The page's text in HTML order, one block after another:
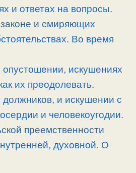
и ответах на вопросы.
и смиряющих
Во время
искушениях
их преодолевать.
и искушении с
и человекоугодии.
преемственности
духовной. О